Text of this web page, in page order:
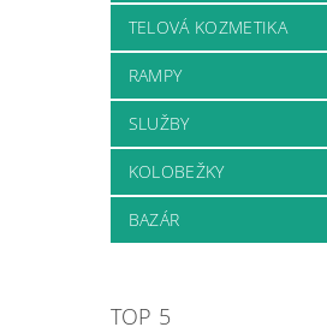
TELOVÁ KOZMETIKA
RAMPY
SLUŽBY
KOLOBEŽKY
BAZÁR
TOP 5